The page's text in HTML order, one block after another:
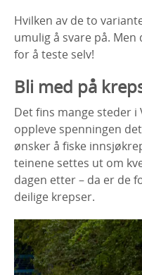
Hvilken av de to
umulig å svare på.
for å teste selv!
Bli med på
Det fins mange steder i
oppleve spenningen
ønsker å fiske
teinene settes ut om
dagen etter – da er de
deilige krepser.